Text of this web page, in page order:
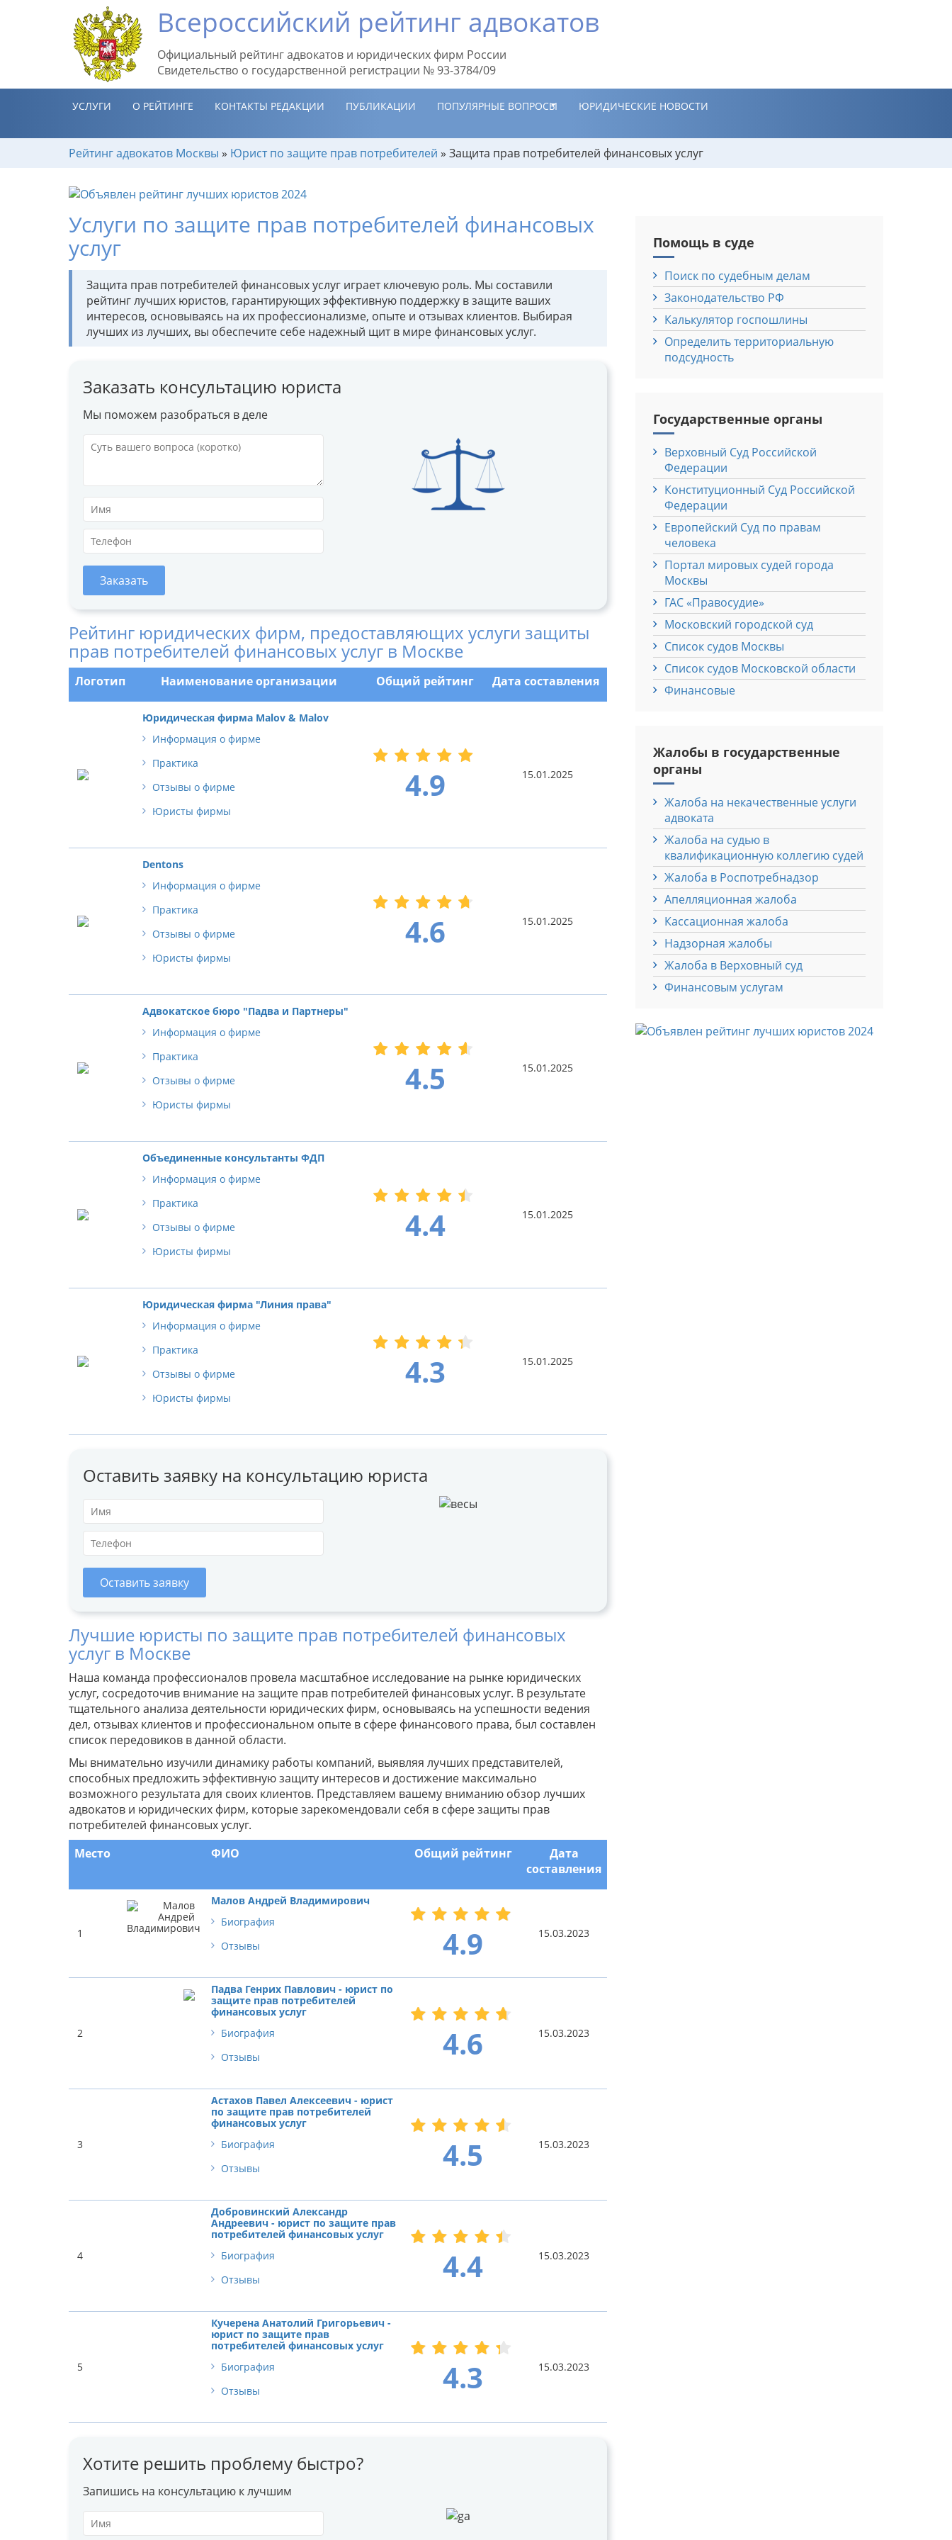
Всероссийский рейтинг адвокатов
Официальный рейтинг адвокатов и юридических фирм России
Свидетельство о государственной регистрации № 93-3784/09
УСЛУГИ О РЕЙТИНГЕ КОНТАКТЫ РЕДАКЦИИ ПУБЛИКАЦИИ ПОПУЛЯРНЫЕ ВОПРОСЫ ЮРИДИЧЕСКИЕ НОВОСТИ
Рейтинг адвокатов Москвы » Юрист по защите прав потребителей » Защита прав потребителей финансовых услуг
Услуги по защите прав потребителей финансовых
услуг
Защита прав потребителей финансовых услуг играет ключевую роль. Мы составили
рейтинг лучших юристов, гарантирующих эффективную поддержку в защите ваших
интересов, основываясь на их профессионализме, опыте и отзывах клиентов. Выбирая
лучших из лучших, вы обеспечите себе надежный щит в мире финансовых услуг.
Заказать консультацию юриста
Мы поможем разобраться в деле
Заказать
Рейтинг юридических фирм, предоставляющих услуги защиты
прав потребителей финансовых услуг в Москве
Логотип Наименование организации Общий рейтинг Дата составления
Юридическая фирма Malov & Malov
Информация о фирме
Практика
Отзывы о фирме
Юристы фирмы
4.9 15.01.2025
Dentons
Информация о фирме
Практика
Отзывы о фирме
Юристы фирмы
4.6 15.01.2025
Адвокатское бюро "Падва и Партнеры"
Информация о фирме
Практика
Отзывы о фирме
Юристы фирмы
4.5 15.01.2025
Объединенные консультанты ФДП
Информация о фирме
Практика
Отзывы о фирме
Юристы фирмы
4.4 15.01.2025
Юридическая фирма "Линия права"
Информация о фирме
Практика
Отзывы о фирме
Юристы фирмы
4.3 15.01.2025
Оставить заявку на консультацию юриста
Оставить заявку
Лучшие юристы по защите прав потребителей финансовых
услуг в Москве
Наша команда профессионалов провела масштабное исследование на рынке юридических
услуг, сосредоточив внимание на защите прав потребителей финансовых услуг. В результате
тщательного анализа деятельности юридических фирм, основываясь на успешности ведения
дел, отзывах клиентов и профессиональном опыте в сфере финансового права, был составлен
список передовиков в данной области.
Мы внимательно изучили динамику работы компаний, выявляя лучших представителей,
способных предложить эффективную защиту интересов и достижение максимально
возможного результата для своих клиентов. Представляем вашему вниманию обзор лучших
адвокатов и юридических фирм, которые зарекомендовали себя в сфере защиты прав
потребителей финансовых услуг.
Место
ФИО Общий рейтинг
Дата
составления
1
Малов Андрей Владимирович
Биография
Отзывы
4.9 15.03.2023
2
Падва Генрих Павлович - юрист по
защите прав потребителей
финансовых услуг
Биография
Отзывы
4.6 15.03.2023
3
Астахов Павел Алексеевич - юрист
по защите прав потребителей
финансовых услуг
Биография
Отзывы
4.5 15.03.2023
4
Добровинский Александр
Андреевич - юрист по защите прав
потребителей финансовых услуг
Биография
Отзывы
4.4 15.03.2023
5
Кучерена Анатолий Григорьевич -
юрист по защите прав
потребителей финансовых услуг
Биография
Отзывы
4.3 15.03.2023
Хотите решить проблему быстро?
Запишись на консультацию к лучшим
Помощь в суде
Поиск по судебным делам
Законодательство РФ
Калькулятор госпошлины
Определить территориальную
подсудность
Государственные органы
Верховный Cуд Российской
Федерации
Конституционный Cуд Российской
Федерации
Европейский Cуд по правам
человека
Портал мировых судей города
Москвы
ГАС «Правосудие»
Московский городской суд
Список судов Москвы
Список судов Московской области
Финансовые
Жалобы в государственные
органы
Жалоба на некачественные услуги
адвоката
Жалоба на судью в
квалификационную коллегию судей
Жалоба в Роспотребнадзор
Апелляционная жалоба
Кассационная жалоба
Надзорная жалобы
Жалоба в Верховный суд
Финансовым услугам